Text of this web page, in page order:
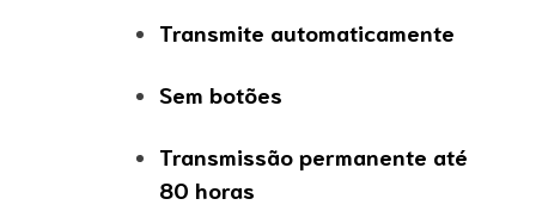
Transmite automaticamente
Sem botões
Transmissão permanente até
80 horas